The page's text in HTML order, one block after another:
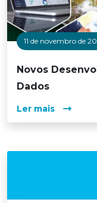
11 de novembro de
Novos
Dados
Ler mais